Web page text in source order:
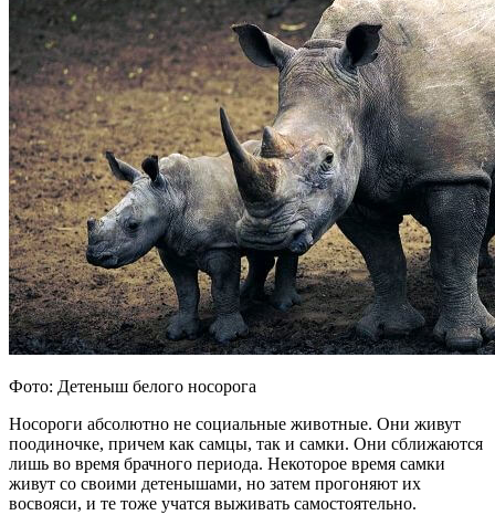
Фото: Детеныш белого носорога
Носороги абсолютно не социальные животные. Они живут
поодиночке, причем как самцы, так и самки. Они сближаются
лишь во время брачного периода. Некоторое время самки
живут со своими детенышами, но затем прогоняют их
восвояси, и те тоже учатся выживать самостоятельно.